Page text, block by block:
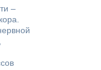
–